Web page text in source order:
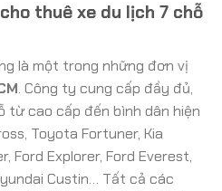
thuê xe du lịch 7 chỗ
là một trong những đơn vị
. Công ty cung cấp đầy đủ,
từ cao cấp đến bình dân hiện
Toyota Fortuner, Kia
Ford Explorer, Ford Everest,
Custin… Tất cả các